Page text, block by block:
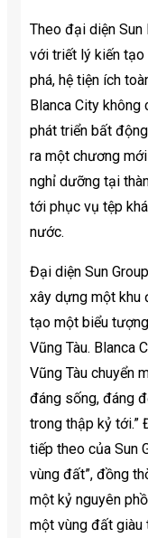
Theo đại diện Sun
với triết lý kiến
phá, hệ tiện ích
Blanca City không
phát triển bất
ra một chương
nghỉ dưỡng tại
tới phục vụ tệp
nước.
Đại diện Sun
xây dựng một khu
tạo một biểu
Vũng Tàu. Blanca
Vũng Tàu chuyển
đáng sống, đáng
trong thập kỷ tới.”
tiếp theo của Sun
vùng đất”, đồng
một kỷ nguyên
một vùng đất giàu